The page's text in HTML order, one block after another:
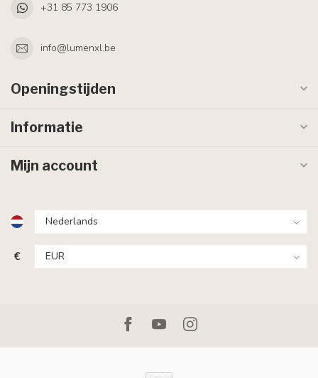
+31 85 773 1906
info@lumenxl.be
Openingstijden
Informatie
Mijn account
€